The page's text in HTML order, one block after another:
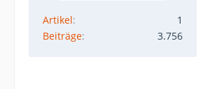
Artikel
1
Beiträge
3.756